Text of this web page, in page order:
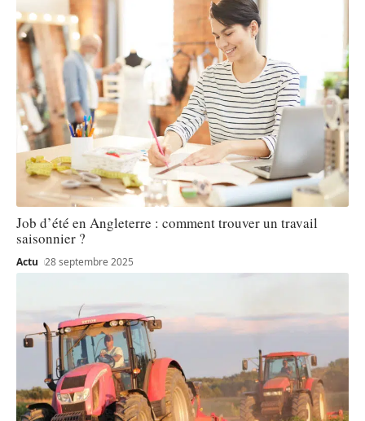
Job d’été en Angleterre : comment trouver un travail
saisonnier ?
Actu 28 septembre 2025